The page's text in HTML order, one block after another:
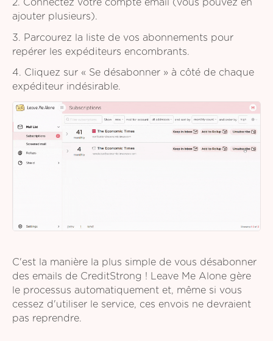
2. Connectez votre compte email (vous pouvez en
ajouter plusieurs).
3. Parcourez la liste de vos abonnements pour
repérer les expéditeurs encombrants.
4. Cliquez sur « Se désabonner » à côté de chaque
expéditeur indésirable.
C'est la manière la plus simple de vous désabonner
des emails de CreditStrong ! Leave Me Alone gère
le processus automatiquement et, même si vous
cessez d'utiliser le service, ces envois ne devraient
pas reprendre.